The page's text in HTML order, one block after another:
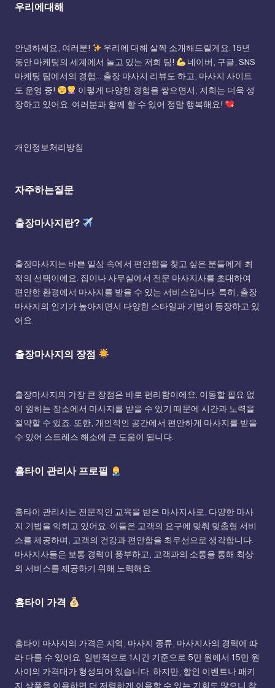
우리에대해
안녕하세요, 여러분!
우리에 대해 살짝 소개해드릴게요. 15년
동안 마케팅의 세계에서 놀고 있는 저희 팀!
네이버, 구글, SNS
마케팅 팀에서의 경험... 출장 마사지 리뷰도 하고, 마사지 사이트
도 운영 중!
이렇게 다양한 경험을 쌓으면서, 저희는 더욱 성
장하고 있어요. 여러분과 함께 할 수 있어 정말 행복해요!
개인정보처리방침
자주하는질문
출장마사지란?
출장마사지는 바쁜 일상 속에서 편안함을 찾고 싶은 분들에게 최
적의 선택이에요. 집이나 사무실에서 전문 마사지사를 초대하여
편안한 환경에서 마사지를 받을 수 있는 서비스입니다. 특히, 출장
마사지의 인기가 높아지면서 다양한 스타일과 기법이 등장하고 있
어요.
출장마사지의 장점
출장마사지의 가장 큰 장점은 바로 편리함이에요. 이동할 필요 없
이 원하는 장소에서 마사지를 받을 수 있기 때문에 시간과 노력을
절약할 수 있죠. 또한, 개인적인 공간에서 편안하게 마사지를 받을
수 있어 스트레스 해소에 큰 도움이 됩니다.
홈타이 관리사 프로필
홈타이 관리사는 전문적인 교육을 받은 마사지사로, 다양한 마사
지 기법을 익히고 있어요. 이들은 고객의 요구에 맞춰 맞춤형 서비
스를 제공하며, 고객의 건강과 편안함을 최우선으로 생각합니다.
마사지사들은 보통 경력이 풍부하고, 고객과의 소통을 통해 최상
의 서비스를 제공하기 위해 노력해요.
홈타이 가격
홈타이 마사지의 가격은 지역, 마사지 종류, 마사지사의 경력에 따
라 다를 수 있어요. 일반적으로 1시간 기준으로 5만 원에서 15만 원
사이의 가격대가 형성되어 있습니다. 하지만, 할인 이벤트나 패키
지 상품을 이용하면 더 저렴하게 이용할 수 있는 기회도 많으니 참